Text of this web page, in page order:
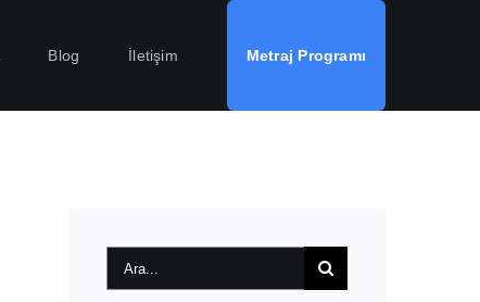
Blog İletişim Metraj Programı
Ara: